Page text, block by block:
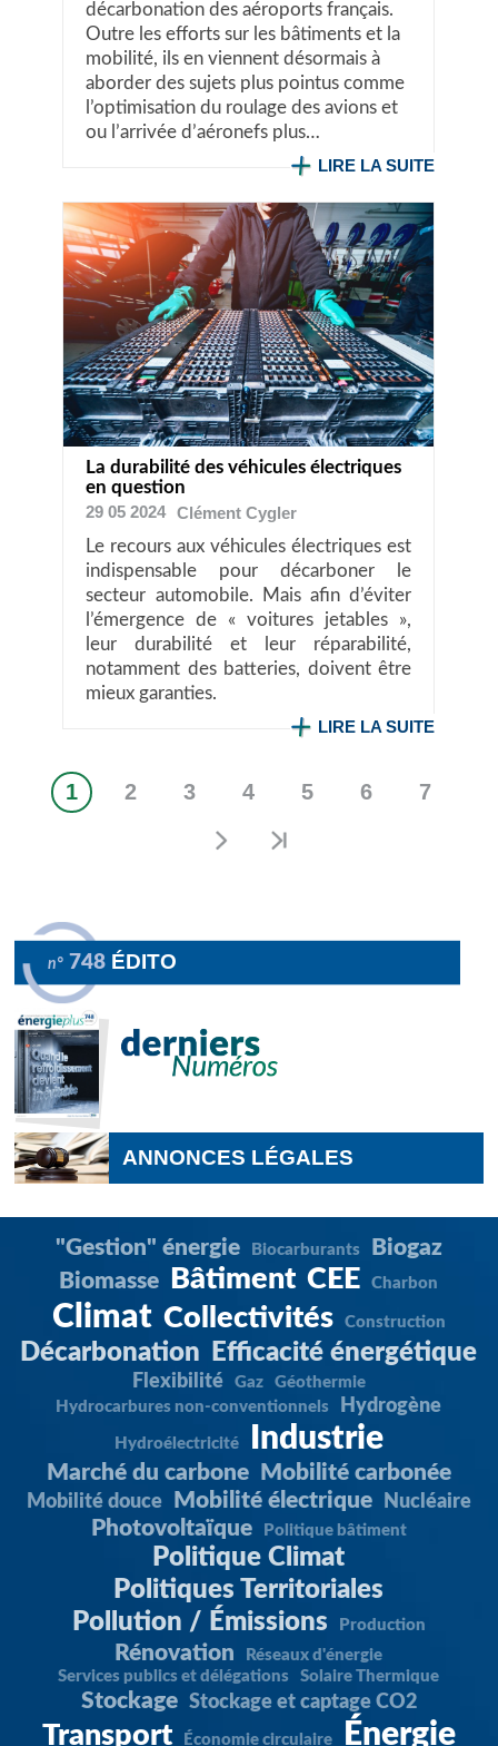
décarbonation des aéroports français.
Outre les efforts sur les bâtiments et la
mobilité, ils en viennent désormais à
aborder des sujets plus pointus comme
l’optimisation du roulage des avions et
ou l’arrivée d’aéronefs plus…
LIRE LA SUITE
La durabilité des véhicules électriques
en question
29 05 2024 ClémentCygler
Le recours aux véhicules électriques est
indispensable pour décarboner le
secteur automobile. Mais afin d’éviter
l’émergence de « voitures jetables »,
leur durabilité et leur réparabilité,
notamment des batteries, doivent être
mieux garanties.
LIRE LA SUITE
Pagination
Page
1 Page
2 Page
3 Page
4 Page
5 Page
6 Page
7
n° 748 ÉDITO
ANNONCES LÉGALES
"Gestion" énergie Biocarburants
Biogaz
Biomasse
Bâtiment CEE Charbon
Climat Collectivités Construction
Décarbonation Efficacité énergétique
Flexibilité Gaz
Géothermie
Hydrocarbures non-conventionnels
Hydrogène
Hydroélectricité Industrie
Marché du carbone Mobilité carbonée
Mobilité douce Mobilité électrique Nucléaire
Photovoltaïque Politique bâtiment
Politique Climat
Politiques Territoriales
Pollution / Émissions
Production
Rénovation
Réseaux d'énergie
Services publics et délégations
Solaire Thermique
Stockage Stockage et captage CO2
Transport Économie circulaire Énergie